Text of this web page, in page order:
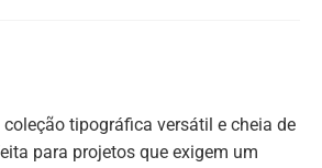
coleção tipográfica versátil e cheia de
para projetos que exigem um